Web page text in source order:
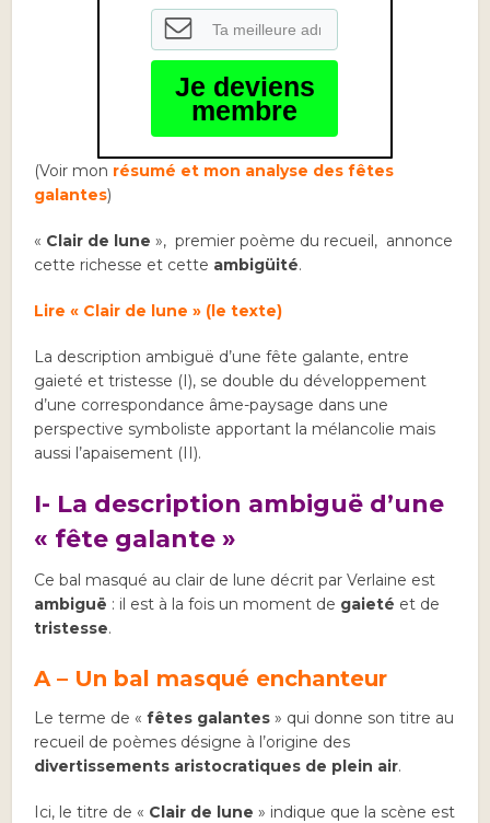
Je deviens
membre
(Voir mon résumé et mon analyse des fêtes
galantes)
« Clair de lune», premier poème du recueil, annonce
cette richesse et cette ambigüité.
Lire « Clair de lune » (le texte)
La description ambiguë d’une fête galante, entre
gaieté et tristesse (I), se double du développement
d’une correspondance âme-paysage dans une
perspective symboliste apportant la mélancolie mais
aussi l’apaisement (II).
I- La description ambiguë d’une
« fête galante »
Ce bal masqué au clair de lune décrit par Verlaine est
ambiguë : il est à la fois un moment de gaieté et de
tristesse.
A – Un bal masqué enchanteur
Le terme de «fêtes galantes » qui donne son titre au
recueil de poèmes désigne à l’origine des
divertissements aristocratiques de plein air.
Ici, le titre de « Clair de lune » indique que la scène est